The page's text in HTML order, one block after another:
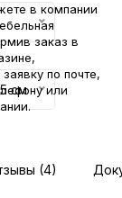
см
в компании
заказ в
по почте,
или
.
(4)